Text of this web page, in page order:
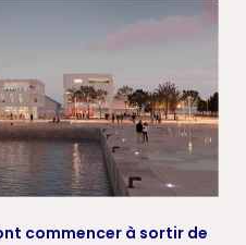
commencer à sortir de